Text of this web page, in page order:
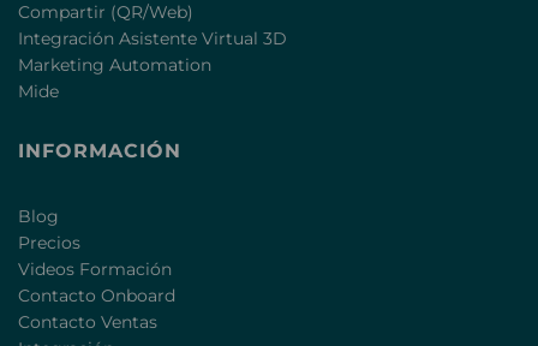
Compartir (QR/Web)
Integración Asistente Virtual 3D
Marketing Automation
Mide
INFORMACIÓN
Blog
Precios
Videos Formación
Contacto Onboard
Contacto Ventas